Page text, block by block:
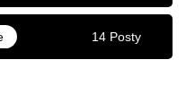
14 Posty